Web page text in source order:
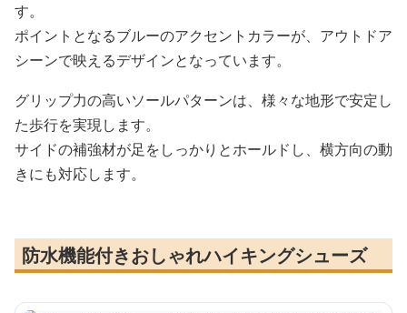
す。
ポイントとなるブルーのアクセントカラーが、アウトドア
シーンで映えるデザインとなっています。
グリップ力の高いソールパターンは、様々な地形で安定し
た歩行を実現します。
サイドの補強材が足をしっかりとホールドし、横方向の動
きにも対応します。
防水機能付きおしゃれハイキングシューズ